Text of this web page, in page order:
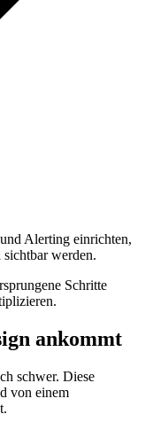
Alerting einrichten,
sichtbar werden.
Schritte
ankommt
schwer. Diese
von einem